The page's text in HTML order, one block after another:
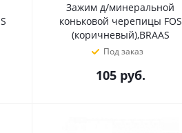
Зажим д/минеральной
коньковой черепицы FOS
(коричневый),BRAAS
Под заказ
105руб.